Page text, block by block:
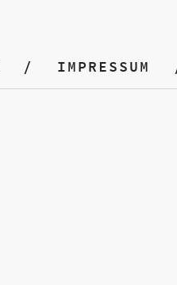
IMPRESSUM